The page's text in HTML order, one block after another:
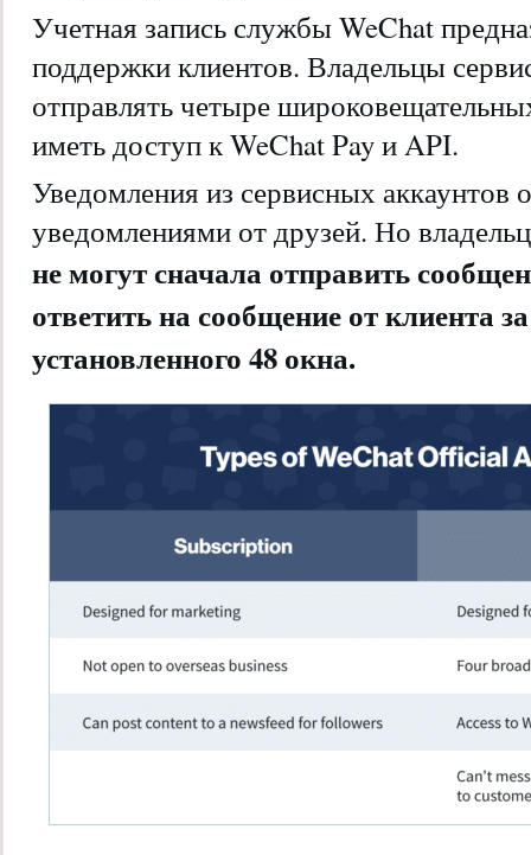
Учетная запись службы WeChat
поддержки клиентов. Владельцы
отправлять четыре
иметь доступ к WeChat Pay и API.
Уведомления из сервисных аккаунтов
уведомлениями от друзей. Но
не могут сначала отправить
ответить на сообщение от клиента
установленного 48 окна.